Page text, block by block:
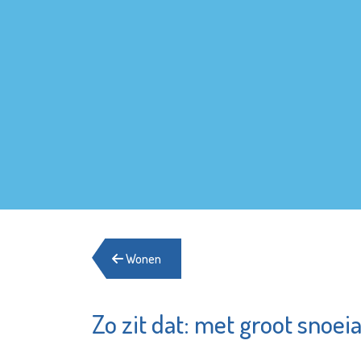
Wonen
Zo zit dat: met groot
Energiehulp